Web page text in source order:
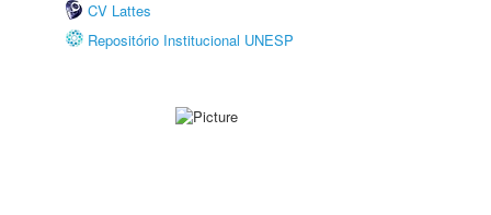
CV Lattes
Repositório Institucional UNESP